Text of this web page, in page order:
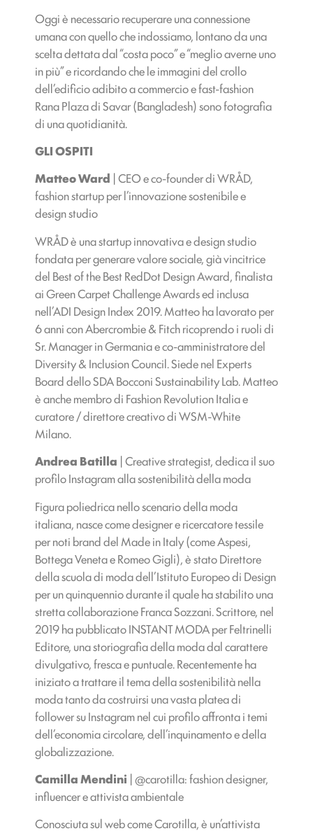
Oggi è necessario recuperare una connessione
umana con quello che indossiamo, lontano da una
scelta dettata dal “costa poco” e “meglio averne uno
in più” e ricordando che le immagini del crollo
dell’edificio adibito a commercio e fast-fashion
Rana Plaza di Savar (Bangladesh) sono fotografia
di una quotidianità.
GLI OSPITI
Matteo Ward | CEO e co-founder di WRÅD,
fashion startup per l’innovazione sostenibile e
design studio
WRÅD è una startup innovativa e design studio
fondata per generare valore sociale, già vincitrice
del Best of the Best RedDot Design Award, finalista
ai Green Carpet Challenge Awards ed inclusa
nell’ADI Design Index 2019. Matteo ha lavorato per
6 anni con Abercrombie & Fitch ricoprendo i ruoli di
Sr. Manager in Germania e co-amministratore del
Diversity & Inclusion Council. Siede nel Experts
Board dello SDA Bocconi Sustainability Lab. Matteo
è anche membro di Fashion Revolution Italia e
curatore / direttore creativo di WSM-White
Milano.
Andrea Batilla | Creative strategist, dedica il suo
profilo Instagram alla sostenibilità della moda
Figura poliedrica nello scenario della moda
italiana, nasce come designer e ricercatore tessile
per noti brand del Made in Italy (come Aspesi,
Bottega Veneta e Romeo Gigli), è stato Direttore
della scuola di moda dell’Istituto Europeo di Design
per un quinquennio durante il quale ha stabilito una
stretta collaborazione Franca Sozzani. Scrittore, nel
2019 ha pubblicato INSTANT MODA per Feltrinelli
Editore, una storiografia della moda dal carattere
divulgativo, fresca e puntuale. Recentemente ha
iniziato a trattare il tema della sostenibilità nella
moda tanto da costruirsi una vasta platea di
follower su Instagram nel cui profilo affronta i temi
dell’economia circolare, dell’inquinamento e della
globalizzazione.
Camilla Mendini | @carotilla: fashion designer,
influencer e attivista ambientale
Conosciuta sul web come Carotilla, è un’attivista